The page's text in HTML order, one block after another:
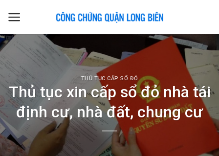
THỦ TỤC CẤP SỔ ĐỎ
Thủ tục xin cấp sổ đỏ nhà tái
định cư, nhà đất, chung cư